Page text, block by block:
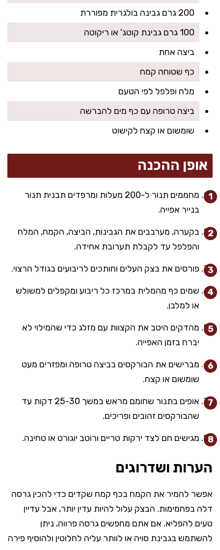
200 גרם גבינה בולגרית מפוררת
100 גרם גבינת קוטג' או ריקוטה
ביצה אחת
כף שטוחה קמח
מלח ופלפל לפי הטעם
ביצה טרופה עם כף מים להברשה
שומשום או קצח לקישוט
אופן ההכנה
מחממים תנור ל-200 מעלות ומרפדים תבנית תנור
בנייר אפייה.
בקערה, מערבבים את הגבינות, הביצה, הקמח, המלח
והפלפל עד לקבלת תערובת אחידה.
פורסים את בצק העלים וחותכים לריבועים בגודל הרצוי.
שמים כף מהמלית במרכז כל ריבוע ומקפלים למשולש
או למלבן.
מהדקים היטב את הקצוות עם מזלג כדי שהמילוי לא
יברח בזמן האפייה.
מברישים את הבורקסים בביצה טרופה ומפזרים מעט
שומשום או קצח.
אופים בתנור שחומם מראש במשך 25-30 דקות עד
שהבורקסים זהובים ופריכים.
מגישים חם לצד ירקות טריים ורוטב יוגורט או טחינה.
הערות ושדרוגים
אפשר להמיר את הקמח בכף קמח שקדים כדי להכין גרסה
דלה בפחמימות. הבצק עלול להיות עדין יותר, אבל עדיין
טעים להפליא. אם אתם מחפשים גרסה פרווה, ניתן
להשתמש בגבינת סויה או לוותר עליה לחלוטין ולהוסיף פירה